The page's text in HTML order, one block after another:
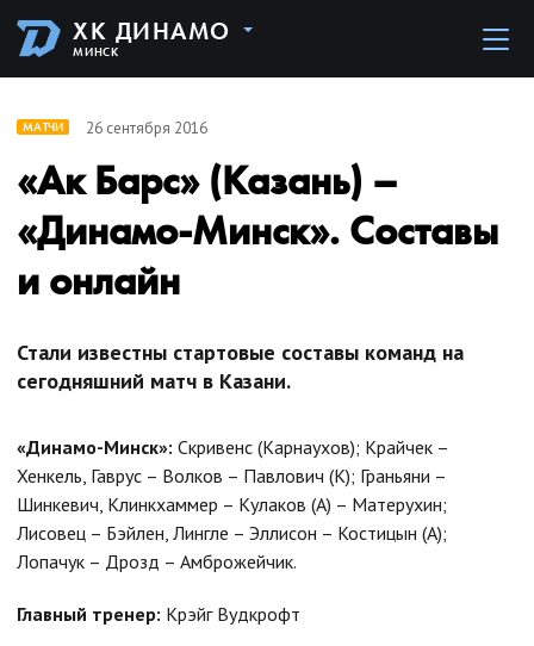
ХК ДИНАМО
МИНСК
МАТЧИ 26 сентября 2016
«Ак Барс» (Казань) –
«Динамо-Минск». Составы
и онлайн
Стали известны стартовые составы команд на
сегодняшний матч в Казани.
«Динамо-Минск»: Скривенс (Карнаухов); Крайчек –
Хенкель, Гаврус – Волков – Павлович (К); Граньяни –
Шинкевич, Клинкхаммер – Кулаков (А) – Матерухин;
Лисовец – Бэйлен, Лингле – Эллисон – Костицын (А);
Лопачук – Дрозд – Амброжейчик.
Главный тренер: Крэйг Вудкрофт